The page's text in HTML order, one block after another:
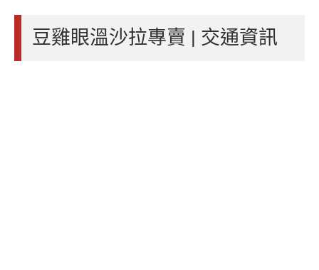
豆雞眼溫沙拉專賣 | 交通資訊